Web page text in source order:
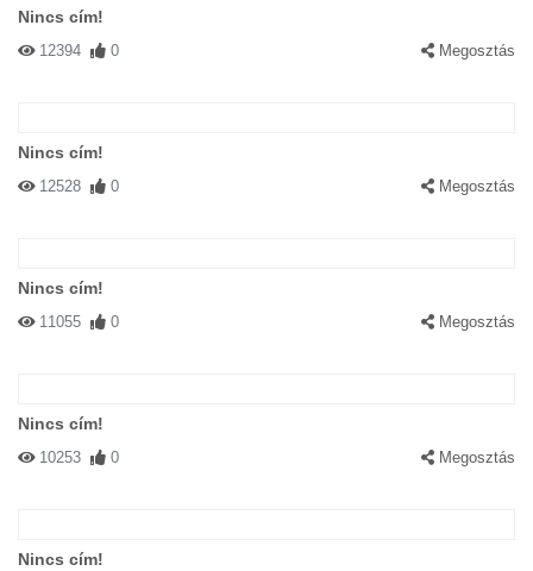
Nincs cím!
12394 0 Megosztás
Nincs cím!
12528 0 Megosztás
Nincs cím!
11055 0 Megosztás
Nincs cím!
10253 0 Megosztás
Nincs cím!